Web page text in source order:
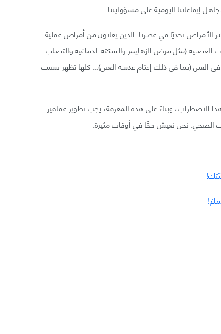
إيقاعاتنا اليومية على مسؤوليتنا.
تحديًا في عصرنا. الذين يعانون من أمراض عقلية
العصبية (مثل مرض الزهايمر والسكتة الدماغية والتصلب
العين (بما في ذلك إعتام عدسة العين)... كلها تظهر بسبب
الاضطراب، وبناءً على هذه المعرفة، يجب تطوير عقاقير
الصحي. نحن نعيش حقًا في أوقات مثيرة.